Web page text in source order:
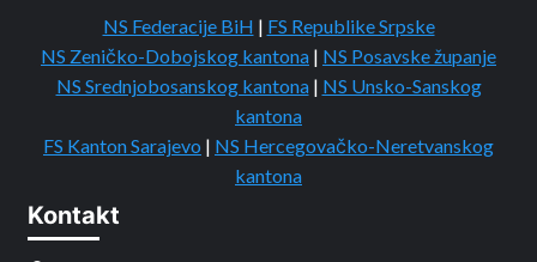
NS Federacije BiH | FS Republike Srpske
NS Zeničko-Dobojskog kantona | NS Posavske županje
NS Srednjobosanskog kantona | NS Unsko-Sanskog
kantona
FS Kanton Sarajevo | NS Hercegovačko-Neretvanskog
kantona
Kontakt